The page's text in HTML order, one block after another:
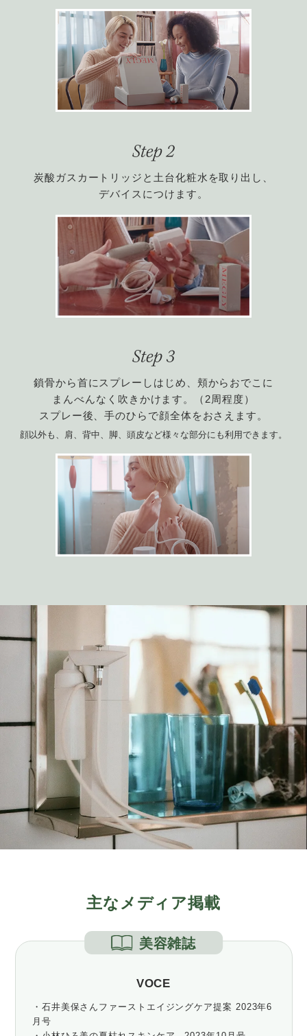
炭酸ガスカートリッジと土台化粧水を取り出し、
デバイスにつけます。
鎖骨から首にスプレーしはじめ、頬からおでこに
まんべんなく吹きかけます。（2周程度）
スプレー後、手のひらで顔全体をおさえます。
顔以外も、肩、背中、脚、頭皮など様々な部分にも利用できます。
主なメディア掲載
美容雑誌
VOCE
・石井美保さんファーストエイジングケア提案 2023年6
月号